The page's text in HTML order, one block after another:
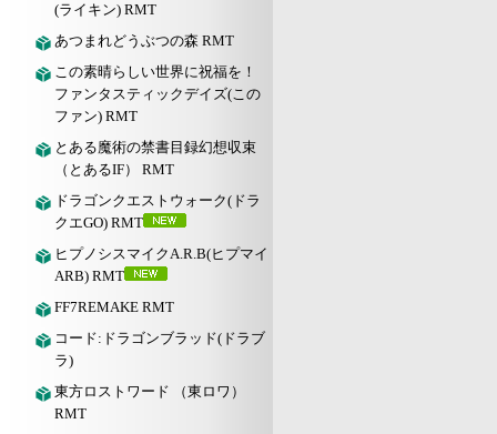
(ライキン) RMT
あつまれどうぶつの森 RMT
この素晴らしい世界に祝福を！
ファンタスティックデイズ(この
ファン) RMT
とある魔術の禁書目録幻想収束
（とあるIF） RMT
ドラゴンクエストウォーク(ドラ
クエGO) RMT
ヒプノシスマイクA.R.B(ヒプマイ
ARB) RMT
FF7REMAKE RMT
コード:ドラゴンブラッド(ドラブ
ラ)
東方ロストワード （東ロワ）
RMT